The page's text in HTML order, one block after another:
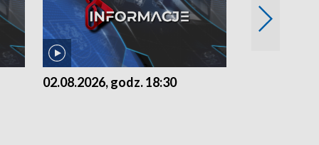
02.08.2026, godz. 18:30